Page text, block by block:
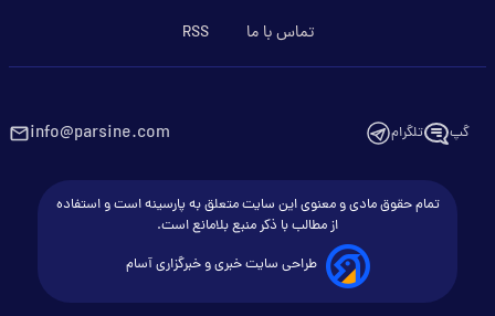
تماس با ما RSS
گپ تلگرام info@parsine.com
تمام حقوق مادی و معنوی این سایت متعلق به پارسینه است و استفاده
از مطالب با ذکر منبع بلامانع است.
طراحی سایت خبری و خبرگزاری آسام